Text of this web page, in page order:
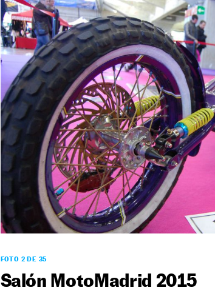
FOTO 2 DE 35
Salón MotoMadrid 2015